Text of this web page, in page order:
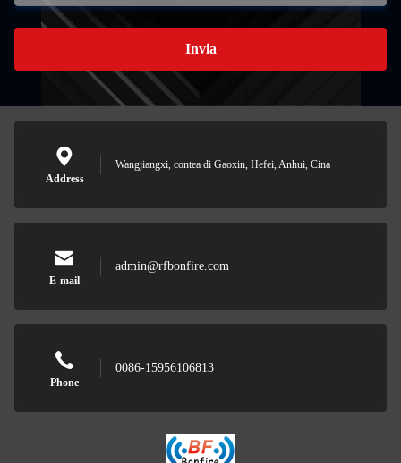
Invia
Address
Wangjiangxi, contea di Gaoxin, Hefei, Anhui, Cina
E-mail
admin@rfbonfire.com
Phone
0086-15956106813